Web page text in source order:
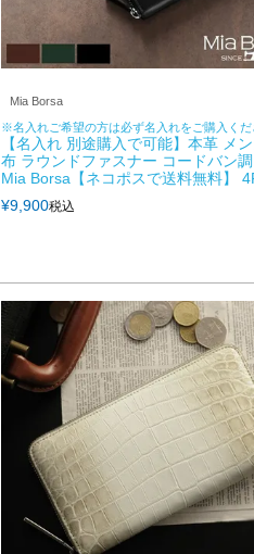
Mia Borsa
※名入れご希望の方は必ず名入れをご購入くだ
【名入れ 別途購入で可能】本革 メ
布 ラウンドファスナー コードバン
Mia Borsa【ネコポスで送料無料】
¥9,900税込